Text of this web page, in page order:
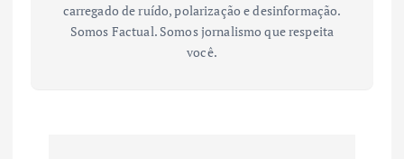
carregado de ruído, polarização e desinformação.
Somos Factual. Somos jornalismo que respeita
você.